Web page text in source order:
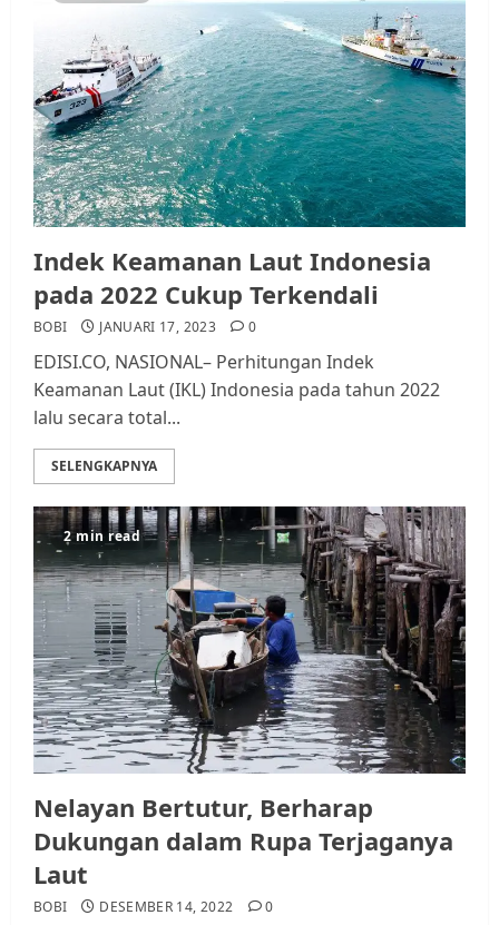
Indek Keamanan Laut Indonesia
pada 2022 Cukup Terkendali
BOBI JANUARI 17, 2023 0
EDISI.CO, NASIONAL– Perhitungan Indek
Keamanan Laut (IKL) Indonesia pada tahun 2022
lalu secara total...
SELENGKAPNYA
2 min read
Nelayan Bertutur, Berharap
Dukungan dalam Rupa Terjaganya
Laut
BOBI DESEMBER 14, 2022 0